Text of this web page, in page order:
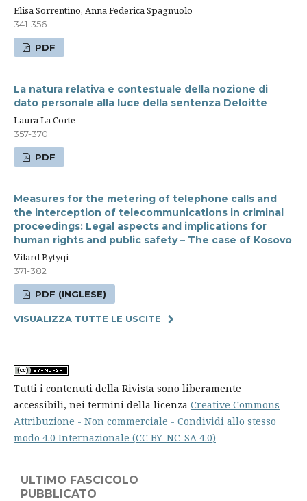
Elisa Sorrentino, Anna Federica Spagnuolo
341-356
PDF
La natura relativa e contestuale della nozione di
dato personale alla luce della sentenza Deloitte
Laura La Corte
357-370
PDF
Measures for the metering of telephone calls and
the interception of telecommunications in criminal
proceedings: Legal aspects and implications for
human rights and public safety – The case of Kosovo
Vilard Bytyqi
371-382
PDF (INGLESE)
VISUALIZZA TUTTE LE USCITE
Tutti i contenuti della Rivista sono liberamente
accessibili, nei termini della licenza Creative Commons
Attribuzione - Non commerciale - Condividi allo stesso
modo 4.0 Internazionale (CC BY-NC-SA 4.0)
ULTIMO FASCICOLO
PUBBLICATO